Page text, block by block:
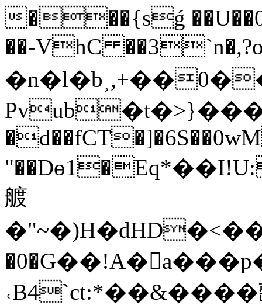
���{sǵ
��-VhC
艔
˓B4ˋct:*��&����